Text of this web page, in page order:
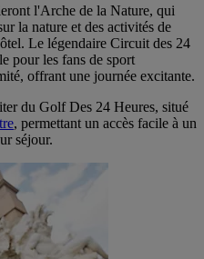
l'Arche de la Nature, qui
la nature et des activités de
Le légendaire Circuit des 24
pour les fans de sport
offrant une journée excitante.
du Golf Des 24 Heures, situé
, permettant un accès facile à un
séjour.